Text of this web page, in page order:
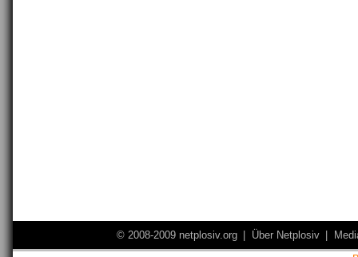
© 2008-2009 netplosiv.org Über Netplosiv